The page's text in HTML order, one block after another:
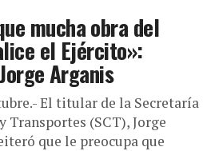
mucha obra del
el Ejército»:
Arganis
El titular de la Secretaría
Transportes (SCT), Jorge
que le preocupa que